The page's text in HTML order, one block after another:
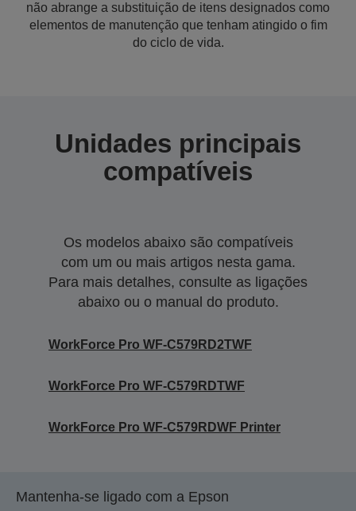
não abrange a substituição de itens designados como
elementos de manutenção que tenham atingido o fim
do ciclo de vida.
Unidades principais
compatíveis
Os modelos abaixo são compatíveis
com um ou mais artigos nesta gama.
Para mais detalhes, consulte as ligações
abaixo ou o manual do produto.
WorkForce Pro WF-C579RD2TWF
WorkForce Pro WF-C579RDTWF
WorkForce Pro WF-C579RDWF Printer
Mantenha-se ligado com a Epson